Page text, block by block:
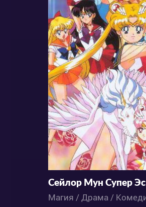
Сейлор Мун Супер Эс